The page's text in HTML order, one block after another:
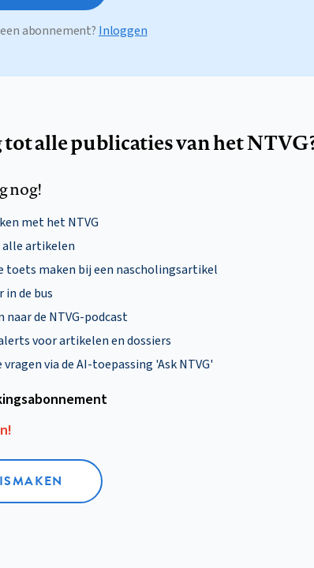
abonnement? Inloggen
alle publicaties van het
nog!
met het NTVG
artikelen
toets maken bij een nascholingsartikel
de bus
de NTVG-podcast
voor artikelen en dossiers
via de AI-toepassing 'Ask NTVG'